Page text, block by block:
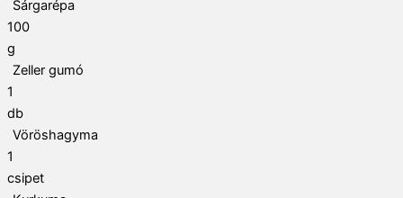
Sárgarépa
100
g
Zeller gumó
1
db
Vöröshagyma
1
csipet